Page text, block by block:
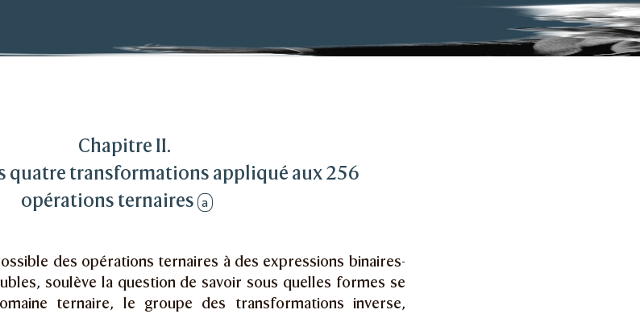
des opérations logiques : les 256 opérations ternaires de la logique bivalente des propositions
appliqué aux 256 opérations ternaires
Chapitre II.
quatre transformations appliqué aux 256
opérations ternaires a
des opérations ternaires à des expressions binaires-
soulève la question de savoir sous quelles formes se
ternaire, le groupe des transformations inverse,